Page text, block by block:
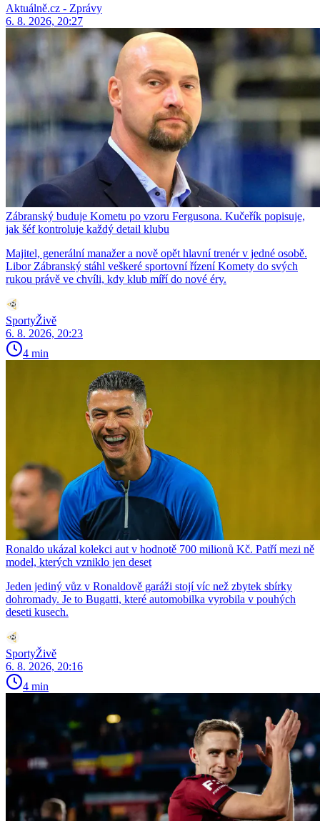
Aktuálně.cz - Zprávy
6. 8. 2026, 20:27
Zábranský buduje Kometu po vzoru Fergusona. Kučeřík popisuje,
jak šéf kontroluje každý detail klubu
Majitel, generální manažer a nově opět hlavní trenér v jedné osobě.
Libor Zábranský stáhl veškeré sportovní řízení Komety do svých
rukou právě ve chvíli, kdy klub míří do nové éry.
SportyŽivě
6. 8. 2026, 20:23
4 min
Ronaldo ukázal kolekci aut v hodnotě 700 milionů Kč. Patří mezi ně
model, kterých vzniklo jen deset
Jeden jediný vůz v Ronaldově garáži stojí víc než zbytek sbírky
dohromady. Je to Bugatti, které automobilka vyrobila v pouhých
deseti kusech.
SportyŽivě
6. 8. 2026, 20:16
4 min